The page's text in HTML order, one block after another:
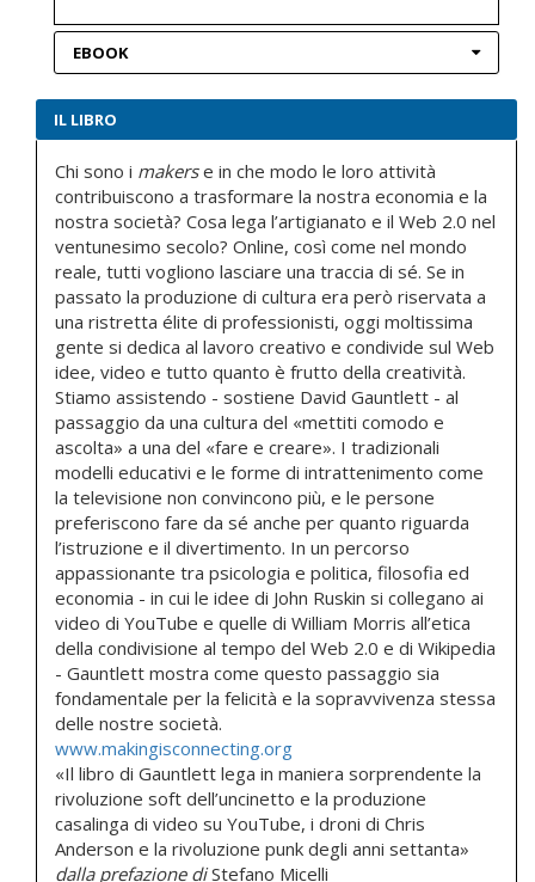
EBOOK
IL LIBRO
Chi sono i makerse in che modo le loro attività
contribuiscono a trasformare la nostra economia e la
nostra società? Cosa lega l’artigianato e il Web 2.0 nel
ventunesimo secolo? Online, così come nel mondo
reale, tutti vogliono lasciare una traccia di sé. Se in
passato la produzione di cultura era però riservata a
una ristretta élite di professionisti, oggi moltissima
gente si dedica al lavoro creativo e condivide sul Web
idee, video e tutto quanto è frutto della creatività.
Stiamo assistendo - sostiene David Gauntlett - al
passaggio da una cultura del «mettiti comodo e
ascolta» a una del «fare e creare». I tradizionali
modelli educativi e le forme di intrattenimento come
la televisione non convincono più, e le persone
preferiscono fare da sé anche per quanto riguarda
l’istruzione e il divertimento. In un percorso
appassionante tra psicologia e politica, filosofia ed
economia - in cui le idee di John Ruskin si collegano ai
video di YouTube e quelle di William Morris all’etica
della condivisione al tempo del Web 2.0 e di Wikipedia
- Gauntlett mostra come questo passaggio sia
fondamentale per la felicità e la sopravvivenza stessa
delle nostre società.
www.makingisconnecting.org
«Il libro di Gauntlett lega in maniera sorprendente la
rivoluzione soft dell’uncinetto e la produzione
casalinga di video su YouTube, i droni di Chris
Anderson e la rivoluzione punk degli anni settanta»
dalla prefazione diStefano Micelli